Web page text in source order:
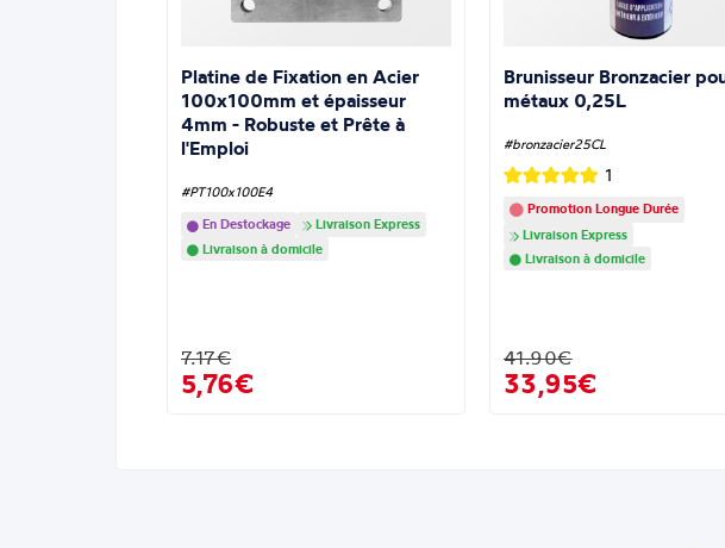
Platine de Fixation en Acier
100x100mm et épaisseur
4mm - Robuste et Prête à
l'Emploi
#PT100x100E4
En Destockage
Livraison Express
Livraison à domicile
7.17€
5,76€
Brunisseur Bronzacier
métaux 0,25L
#bronzacier25CL
1
Promotion Longue Durée
Livraison Express
Livraison à domicile
41.90€
33,95€